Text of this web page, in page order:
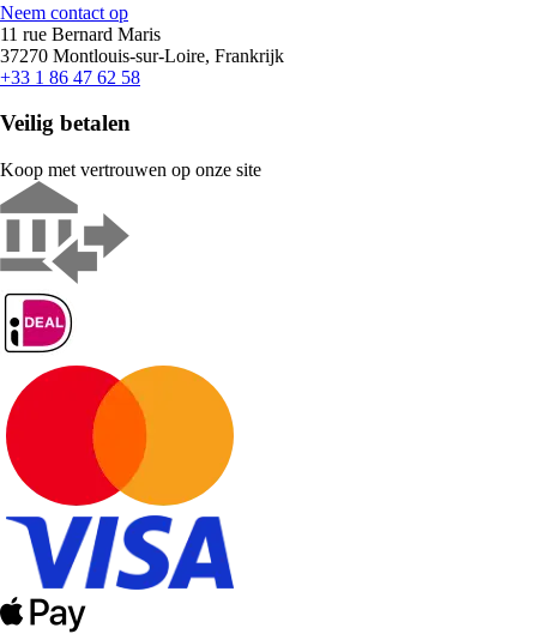
Neem contact op
11 rue Bernard Maris
37270 Montlouis-sur-Loire, Frankrijk
+33 1 86 47 62 58
Veilig betalen
Koop met vertrouwen op onze site